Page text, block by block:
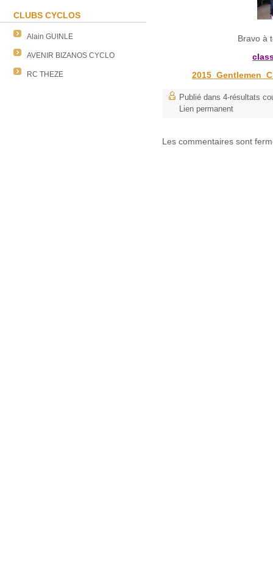
CLUBS CYCLOS
Alain GUINLE
AVENIR BIZANOS CYCLO
RC THEZE
Bravo à
Publié dans 4-résultats
Lien permanent
Les commentaires sont